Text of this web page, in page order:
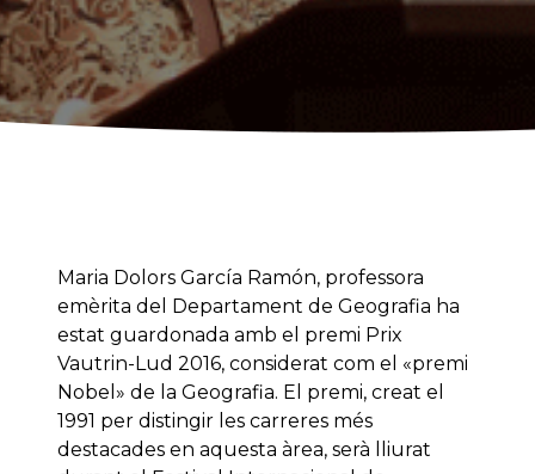
Maria Dolors García Ramón, professora
emèrita del Departament de Geografia ha
estat guardonada amb el premi Prix
Vautrin-Lud 2016, considerat com el «premi
Nobel» de la Geografia. El premi, creat el
1991 per distingir les carreres més
destacades en aquesta àrea, serà lliurat